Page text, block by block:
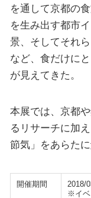
を通して京都の
を生み出す都市
景、そしてそれ
など、食だけに
が見えてきた。
本展では、京都
るリサーチに加
節気」をあらた
開催期間
2018/
※イベ